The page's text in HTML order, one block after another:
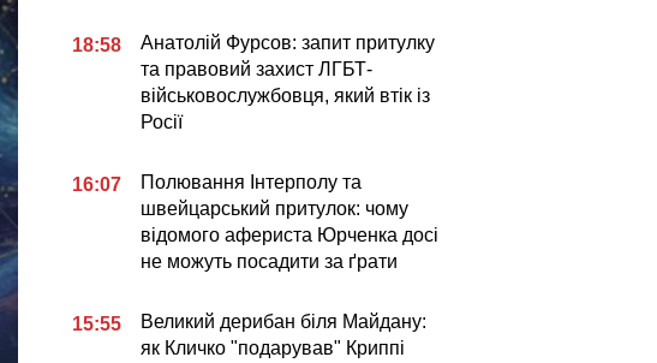
18:58
Анатолій Фурсов: запит притулку
та правовий захист ЛГБТ-
військовослужбовця, який втік із
Росії
16:07
Полювання Інтерполу та
швейцарський притулок: чому
відомого афериста Юрченка досі
не можуть посадити за ґрати
15:55
Великий дерибан біля Майдану:
як Кличко "подарував" Криппі